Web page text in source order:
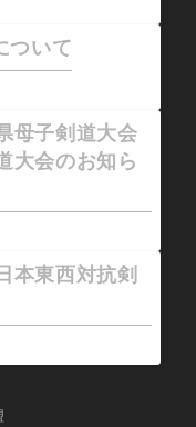
ついて
母子剣道大会
大会のお知ら
本東西対抗剣